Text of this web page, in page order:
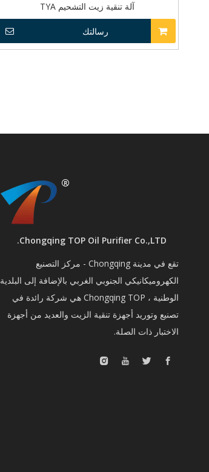
آلة تنقية زيت التشحيم TYA
رسالتك
Chongqing TOP Oil Purifier Co.,LTD.
تقع في مدينة Chongqing - مركز التصنيع
الكهروميكانيكي الجنوبي الغربي بالإضافة إلى البلدية
الوطنية ، Chongqing TOP هي شركة رائدة في
تصنيع وتوريد أجهزة تنقية الزيت والعديد من أجهزة
الاختبار ذات الصلة.